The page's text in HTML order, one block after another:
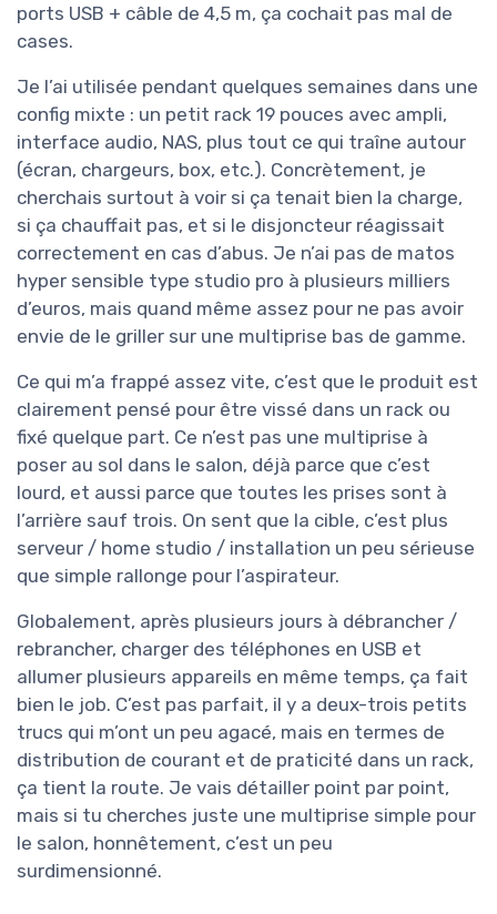
ports USB + câble de 4,5 m, ça cochait pas mal de
cases.
Je l’ai utilisée pendant quelques semaines dans une
config mixte : un petit rack 19 pouces avec ampli,
interface audio, NAS, plus tout ce qui traîne autour
(écran, chargeurs, box, etc.). Concrètement, je
cherchais surtout à voir si ça tenait bien la charge,
si ça chauffait pas, et si le disjoncteur réagissait
correctement en cas d’abus. Je n’ai pas de matos
hyper sensible type studio pro à plusieurs milliers
d’euros, mais quand même assez pour ne pas avoir
envie de le griller sur une multiprise bas de gamme.
Ce qui m’a frappé assez vite, c’est que le produit est
clairement pensé pour être vissé dans un rack ou
fixé quelque part. Ce n’est pas une multiprise à
poser au sol dans le salon, déjà parce que c’est
lourd, et aussi parce que toutes les prises sont à
l’arrière sauf trois. On sent que la cible, c’est plus
serveur / home studio / installation un peu sérieuse
que simple rallonge pour l’aspirateur.
Globalement, après plusieurs jours à débrancher /
rebrancher, charger des téléphones en USB et
allumer plusieurs appareils en même temps, ça fait
bien le job. C’est pas parfait, il y a deux-trois petits
trucs qui m’ont un peu agacé, mais en termes de
distribution de courant et de praticité dans un rack,
ça tient la route. Je vais détailler point par point,
mais si tu cherches juste une multiprise simple pour
le salon, honnêtement, c’est un peu
surdimensionné.